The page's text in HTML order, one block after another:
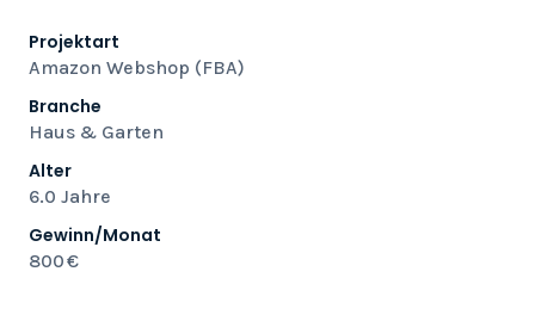
Projektart
Amazon Webshop (FBA)
Branche
Haus & Garten
Alter
6.0 Jahre
Gewinn/Monat
800 €